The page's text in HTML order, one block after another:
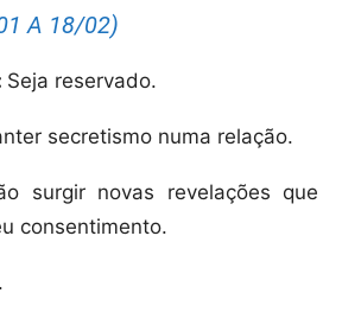
A 18/02)
Seja reservado.
secretismo numa relação.
surgir novas revelações que
consentimento.